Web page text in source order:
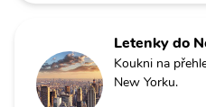
Letenky do
Koukni na
New Yorku.